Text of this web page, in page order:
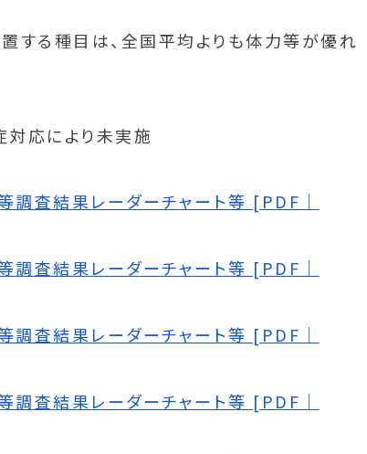
する種目は、全国平均よりも体力等が優れ
対応により未実施
調査結果レーダーチャート等 [PDF｜
調査結果レーダーチャート等 [PDF｜
調査結果レーダーチャート等 [PDF｜
調査結果レーダーチャート等 [PDF｜